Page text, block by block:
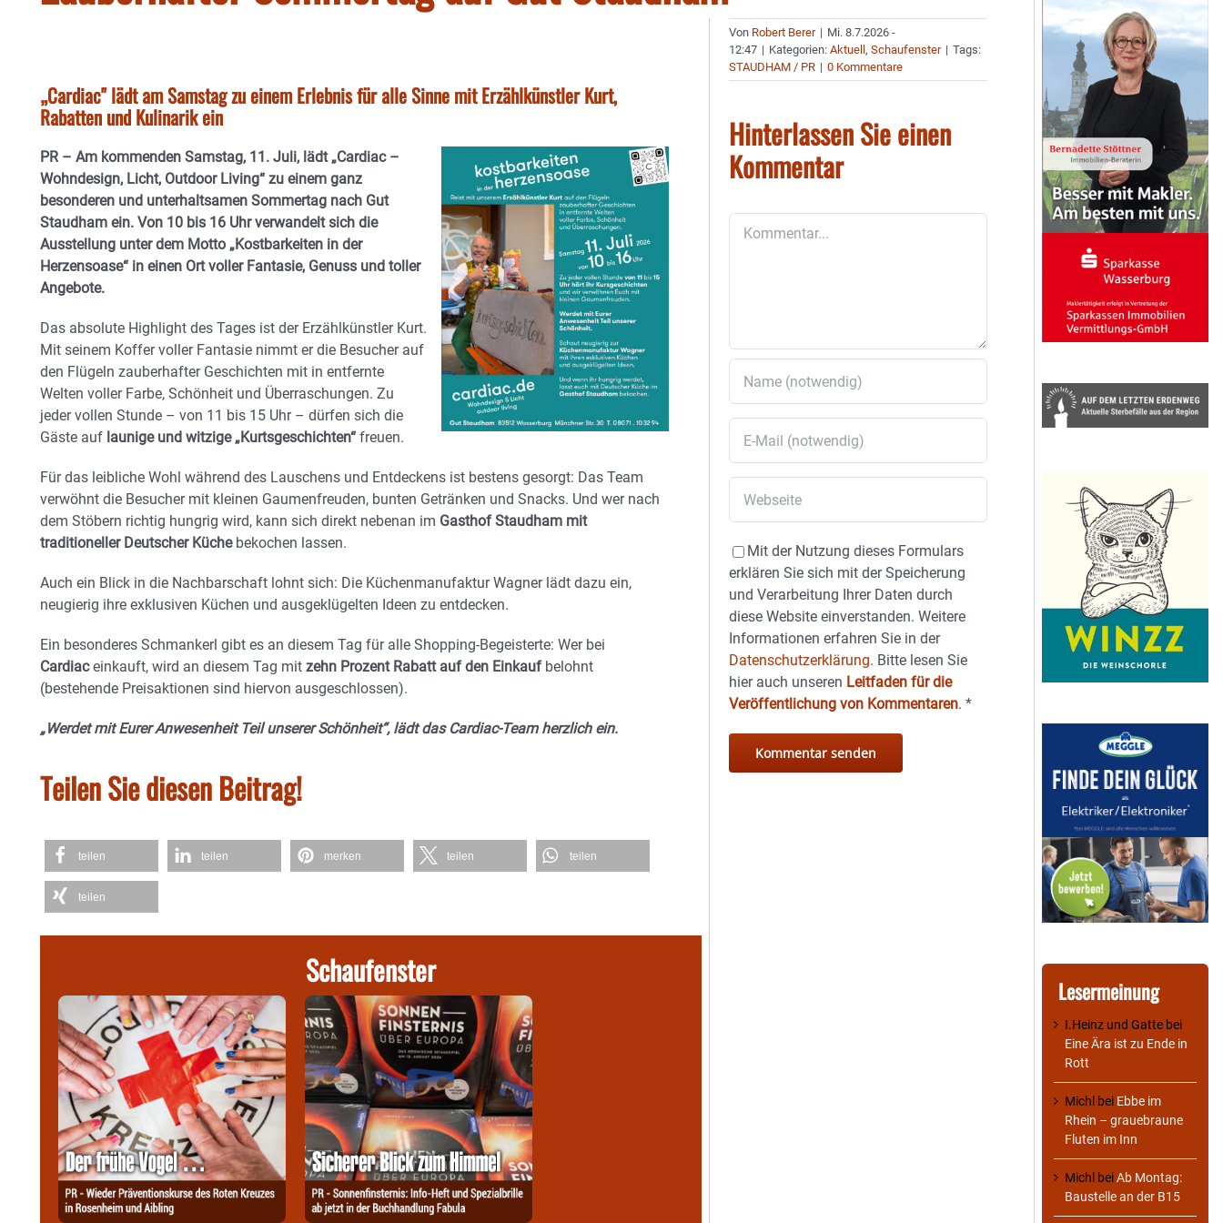
„Cardiac" lädt am Samstag zu einem Erlebnis für alle Sinne mit Erzählkünstler Kurt,
Rabatten und Kulinarik ein
PR – Am kommenden Samstag, 11. Juli, lädt „Cardiac –
Wohndesign, Licht, Outdoor Living“ zu einem ganz
besonderen und unterhaltsamen Sommertag nach Gut
Staudham ein. Von 10 bis 16 Uhr verwandelt sich die
Ausstellung unter dem Motto „Kostbarkeiten in der
Herzensoase“ in einen Ort voller Fantasie, Genuss und toller
Angebote.
Das absolute Highlight des Tages ist der Erzählkünstler Kurt.
Mit seinem Koffer voller Fantasie nimmt er die Besucher auf
den Flügeln zauberhafter Geschichten mit in entfernte
Welten voller Farbe, Schönheit und Überraschungen. Zu
jeder vollen Stunde – von 11 bis 15 Uhr – dürfen sich die
Gäste auf launige und witzige „Kurtsgeschichten“ freuen.
Für das leibliche Wohl während des Lauschens und Entdeckens ist bestens gesorgt: Das Team
verwöhnt die Besucher mit kleinen Gaumenfreuden, bunten Getränken und Snacks. Und wer nach
dem Stöbern richtig hungrig wird, kann sich direkt nebenan im Gasthof Staudham mit
traditioneller Deutscher Küchebekochen lassen.
Auch ein Blick in die Nachbarschaft lohnt sich: Die Küchenmanufaktur Wagner lädt dazu ein,
neugierig ihre exklusiven Küchen und ausgeklügelten Ideen zu entdecken.
Ein besonderes Schmankerl gibt es an diesem Tag für alle Shopping-Begeisterte: Wer bei
Cardiaceinkauft, wird an diesem Tag mit zehn Prozent Rabatt auf den Einkaufbelohnt
(bestehende Preisaktionen sind hiervon ausgeschlossen).
„Werdet mit Eurer Anwesenheit Teil unserer Schönheit“, lädt das Cardiac-Team herzlich ein.
Teilen Sie diesen Beitrag!
teilen teilen merken teilen teilen
teilen
Schaufenster
Von Robert Berer | Mi. 8.7.2026 -
12:47 | Kategorien:Aktuell,Schaufenster | Tags:
STAUDHAM / PR | 0 Kommentare
Hinterlassen Sie einen
Kommentar
Mit der Nutzung dieses Formulars
erklären Sie sich mit der Speicherung
und Verarbeitung Ihrer Daten durch
diese Website einverstanden. Weitere
Informationen erfahren Sie in der
Datenschutzerklärung. Bitte lesen Sie
hier auch unseren Leitfaden für die
Veröffentlichung von Kommentaren.*
Lesermeinung
I.Heinz und Gatte bei
Eine Ära ist zu Ende in
Rott
Michl bei Ebbe im
Rhein – grauebraune
Fluten im Inn
Michl beiAb Montag:
Baustelle an der B15